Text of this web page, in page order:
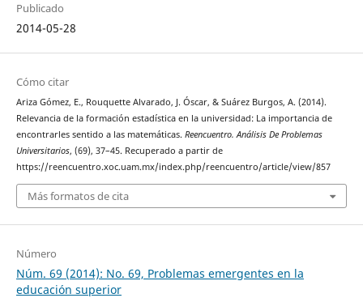
Publicado
2014-05-28
Cómo citar
Ariza Gómez, E., Rouquette Alvarado, J. Óscar, & Suárez Burgos, A. (2014).
Relevancia de la formación estadística en la universidad: La importancia de
encontrarles sentido a las matemáticas. Reencuentro. Análisis De Problemas
Universitarios, (69), 37–45. Recuperado a partir de
https://reencuentro.xoc.uam.mx/index.php/reencuentro/article/view/857
Más formatos de cita
Número
Núm. 69 (2014): No. 69, Problemas emergentes en la
educación superior